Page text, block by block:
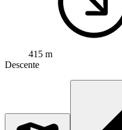
415 m
Descente